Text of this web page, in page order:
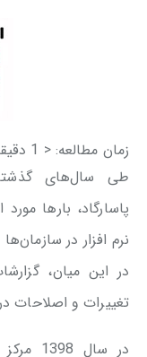
زمان مطالعه: < 1
طی سال‌های
پاسارگاد، بارها
نرم افزار در
در این میان،
تغییرات و اصلاحات
در